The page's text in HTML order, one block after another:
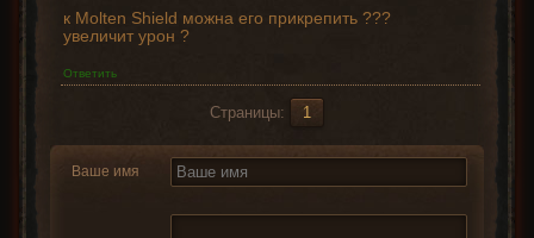
к Molten Shield можна его прикрепить ???
увеличит урон ?
Ответить
Страницы: 1
Ваше имя